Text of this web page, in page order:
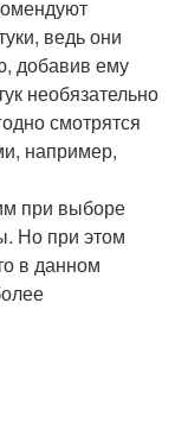
ведь они
добавив ему
необязательно
смотрятся
например,
при выборе
Но при этом
в данном